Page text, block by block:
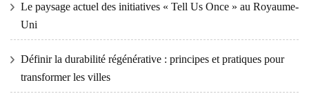
Le paysage actuel des initiatives « Tell Us Once » au Royaume-
Uni
Définir la durabilité régénérative : principes et pratiques pour
transformer les villes